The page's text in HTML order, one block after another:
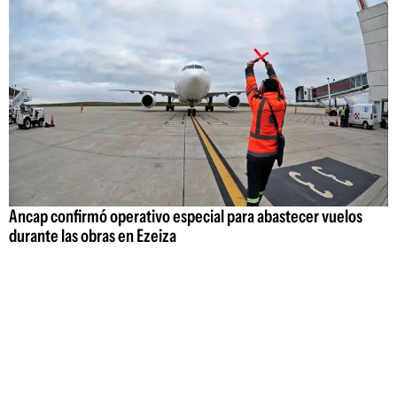
Ancap confirmó operativo especial para abastecer vuelos
durante las obras en Ezeiza